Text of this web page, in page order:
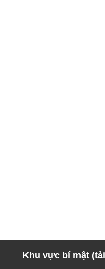
Khu vực bí mật